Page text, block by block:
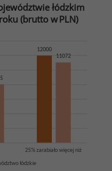
łódzkim
(brutto w PLN)